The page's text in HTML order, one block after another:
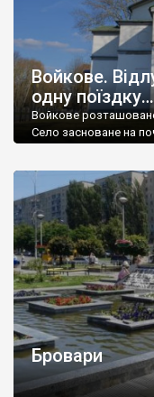
Войкове.
одну
Войкове
Село засноване на
Бровари